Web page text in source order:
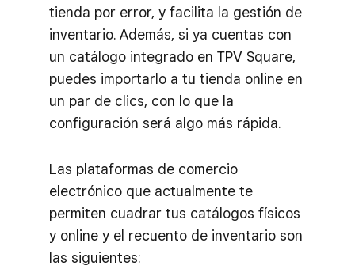
tienda por error, y facilita la gestión de
inventario. Además, si ya cuentas con
un catálogo integrado en TPV Square,
puedes importarlo a tu tienda online en
un par de clics, con lo que la
configuración será algo más rápida.
Las plataformas de comercio
electrónico que actualmente te
permiten cuadrar tus catálogos físicos
y online y el recuento de inventario son
las siguientes: